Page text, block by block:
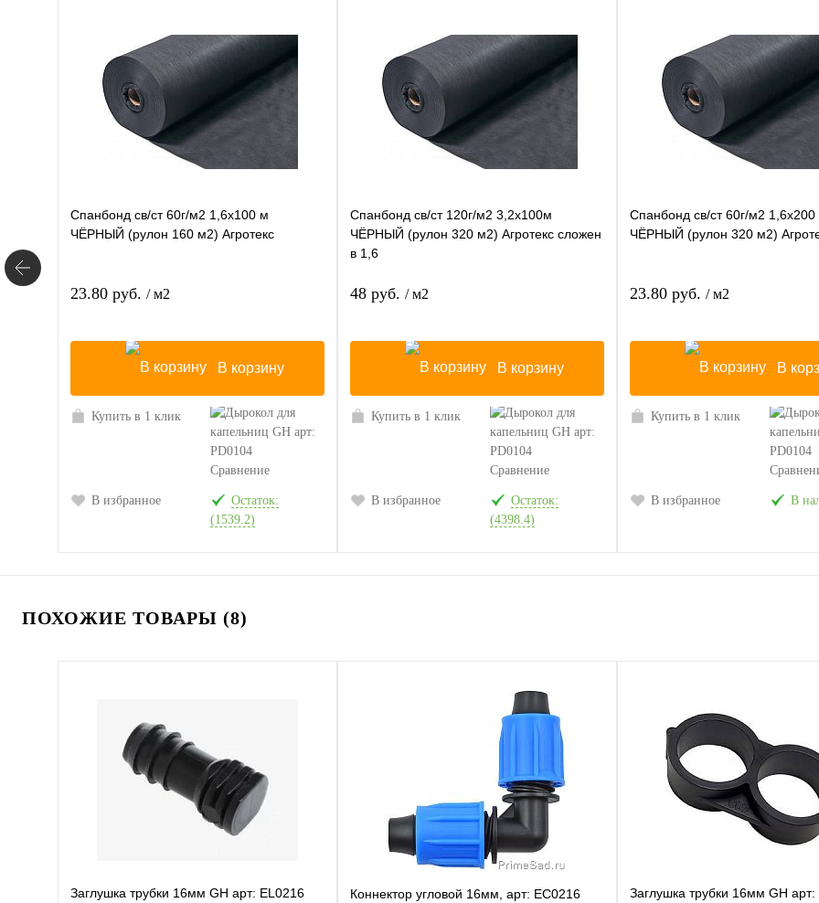
Спанбонд св/ст 60г/м2 1,6х100 м
ЧЁРНЫЙ (рулон 160 м2) Агротекс
23.80 руб. / м2
В корзину
Купить в 1 клик
Сравнение
В избранное
Остаток:
(1539.2)
Спанбонд св/ст 120г/м2 3,2х100м
ЧЁРНЫЙ (рулон 320 м2) Агротекс сложен
в 1,6
48 руб. / м2
В корзину
Купить в 1 клик
Сравнение
В избранное
Остаток:
(4398.4)
Спанбонд св/ст 60г/м2 1,6х200
ЧЁРНЫЙ (рулон 320 м2)
23.80 руб. / м2
В
Купить в 1 клик
В избранное В
ПОХОЖИЕ ТОВАРЫ (8)
Заглушка трубки 16мм GH арт: EL0216
Коннектор угловой 16мм, арт: EC0216
Заглушка трубки 16мм GH арт: